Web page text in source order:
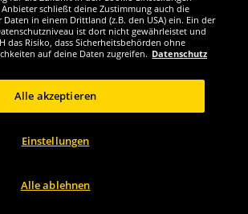
Mini Kit
Arsenal London FC adidas Originals
schließt deine Zustimmung auch die
in einem Drittland (z.B. den USA) ein. Ein der
ist dort nicht gewährleistet und
das Risiko, dass Sicherheitsbehörden ohne
auf deine Daten zugreifen. Datenschutz
Einstellungen
Alle ablehnen
Alle akzeptieren